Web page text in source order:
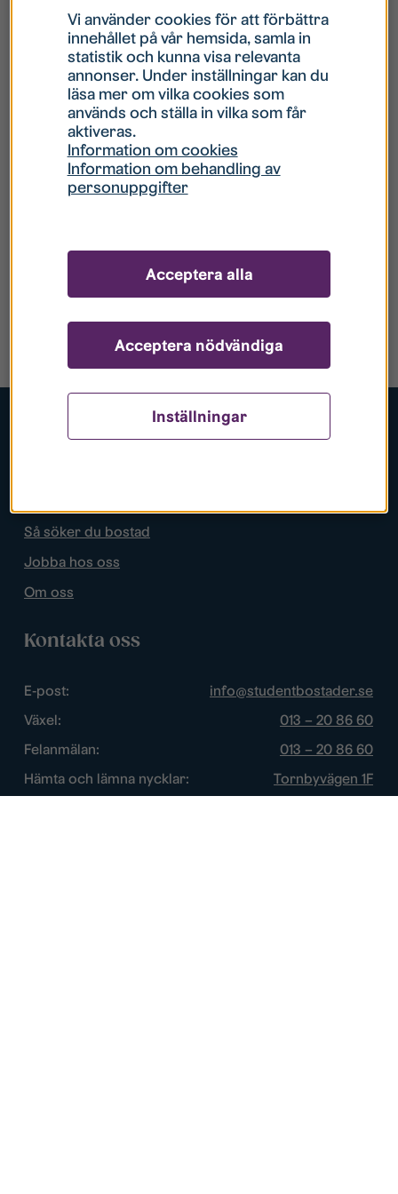
Populära sidor
Så söker du bostad
Jobba hos oss
Om oss
Kontakta oss
E-post:
info@studentbostader.se
Växel:
013 – 20 86 60
Felanmälan:
013 – 20 86 60
Hämta och lämna nycklar:
Tornbyvägen 1F
Vi använder cookies för att förbättra
innehållet på vår hemsida, samla in
statistik och kunna visa relevanta
annonser. Under inställningar kan du
läsa mer om vilka cookies som
används och ställa in vilka som får
aktiveras.
Information om cookies
Information om behandling av
personuppgifter
Inställningar
Acceptera nödvändiga
Acceptera alla